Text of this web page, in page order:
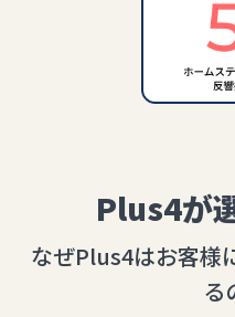
Plus4が
なぜPlus4はお客様
る